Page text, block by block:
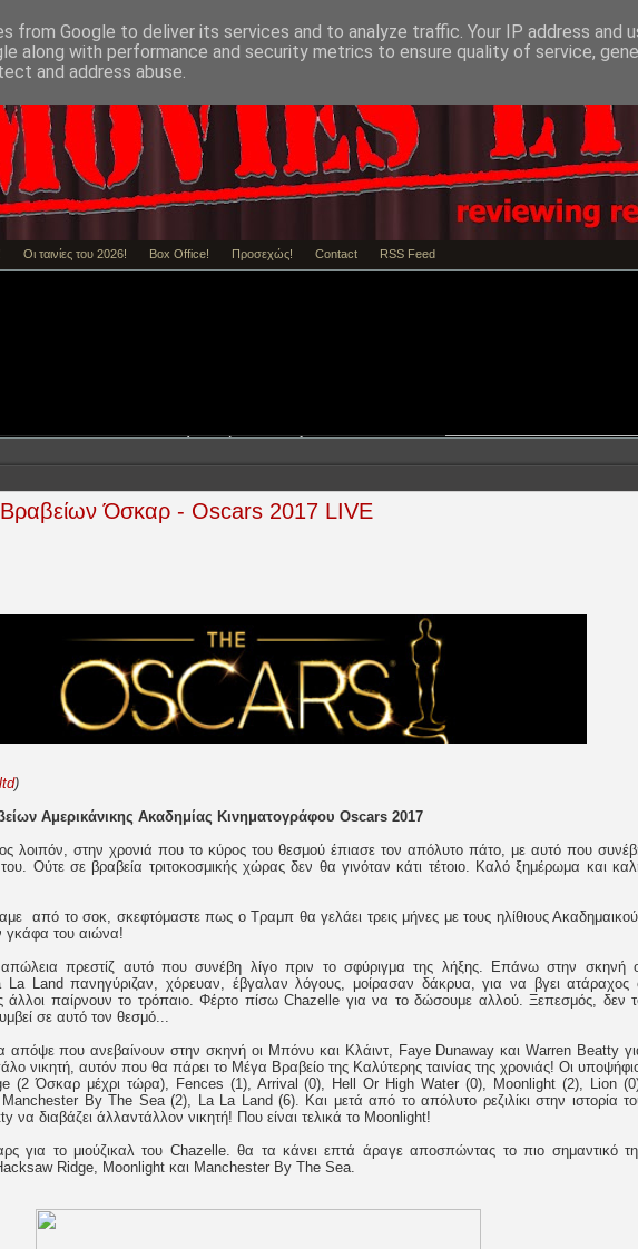
Οι ταινίες του 2026! Box Office! Προσεχώς! Contact RSS Feed
Όσκαρ - Oscars 2017 LIVE
)
Αμερικάνικης Ακαδημίας Κινηματογράφου Oscars 2017
λοιπόν, στην χρονιά που το κύρος του θεσμού έπιασε τον απόλυτο πάτο, με αυτό που
Ούτε σε βραβεία τριτοκοσμικής χώρας δεν θα γινόταν κάτι τέτοιο. Καλό ξημέρωμα και
από το σοκ, σκεφτόμαστε πως ο Τραμπ θα γελάει τρεις μήνες με τους ηλίθιους
του αιώνα!
πρεστίζ αυτό που συνέβη λίγο πριν το σφύριγμα της λήξης. Επάνω στην σκηνή
La Land πανηγύριζαν, χόρευαν, έβγαλαν λόγους, μοίρασαν δάκρυα, για να βγει ατάραχος
παίρνουν το τρόπαιο. Φέρτο πίσω Chazelle για να το δώσουμε αλλού. Ξεπεσμός, δεν
σε αυτό τον θεσμό...
απόψε που ανεβαίνουν στην σκηνή οι Μπόνυ και Κλάιντ, Faye Dunaway και Warren Beatty
νικητή, αυτόν που θα πάρει το Μέγα Βραβείο της Καλύτερης ταινίας της χρονιάς! Οι
(2 Όσκαρ μέχρι τώρα), Fences (1), Arrival (0), Hell Or High Water (0), Moonlight (2), Lion
By The Sea (2), La La Land (6). Και μετά από το απόλυτο ρεζιλίκι στην ιστορία
να διαβάζει άλλαντάλλον νικητή! Που είναι τελικά το Moonlight!
για το μιούζικαλ του Chazelle. θα τα κάνει επτά άραγε αποσπώντας το πιο σημαντικό
Ridge, Moonlight και Manchester By The Sea.
from Google to deliver its services and to analyze traffic. Your IP address and
along with performance and security metrics to ensure quality of service,
and address abuse.